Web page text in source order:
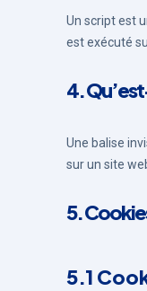
Un script est
est exécuté
4.
Une balise
sur un site
5.
5.1